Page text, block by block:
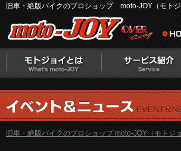
旧車・絶版バイクのプロショップ moto-JOY（モト
旧車・絶版バイクのプロショップ moto-JOY（モトジ